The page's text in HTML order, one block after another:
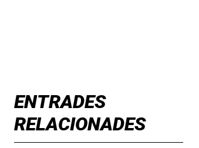
ENTRADES
RELACIONADES